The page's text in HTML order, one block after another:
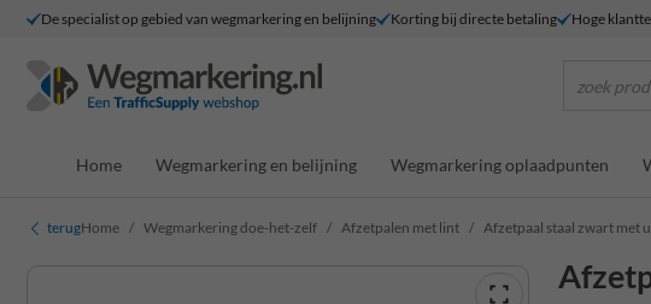
De specialist op gebied van wegmarkering en belijning Korting bij directe betaling Hoge
zoek
Home Wegmarkering en belijning Wegmarkering oplaadpunten
terugHome Wegmarkering doe-het-zelf Afzetpalen met lint Afzetpaal staal zwart met